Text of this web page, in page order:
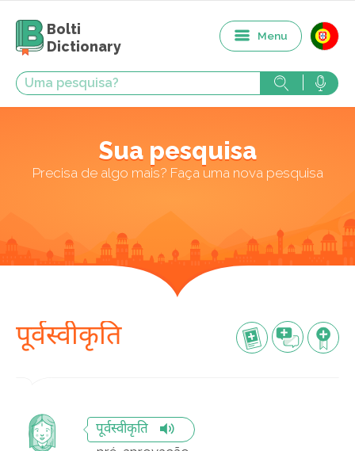
Bolti
Dictionary
Menu
Sua pesquisa
Precisa de algo mais? Faça uma nova pesquisa
पूर्वस्वीकृति
पूर्वस्वीकृति